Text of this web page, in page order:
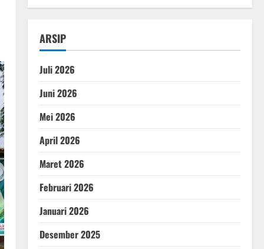
ARSIP
Juli 2026
Juni 2026
Mei 2026
April 2026
Maret 2026
Februari 2026
Januari 2026
Desember 2025